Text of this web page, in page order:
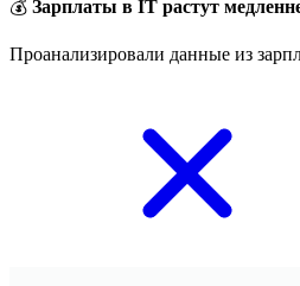
💰 Зарплаты в IT растут
Проанализировали данные из